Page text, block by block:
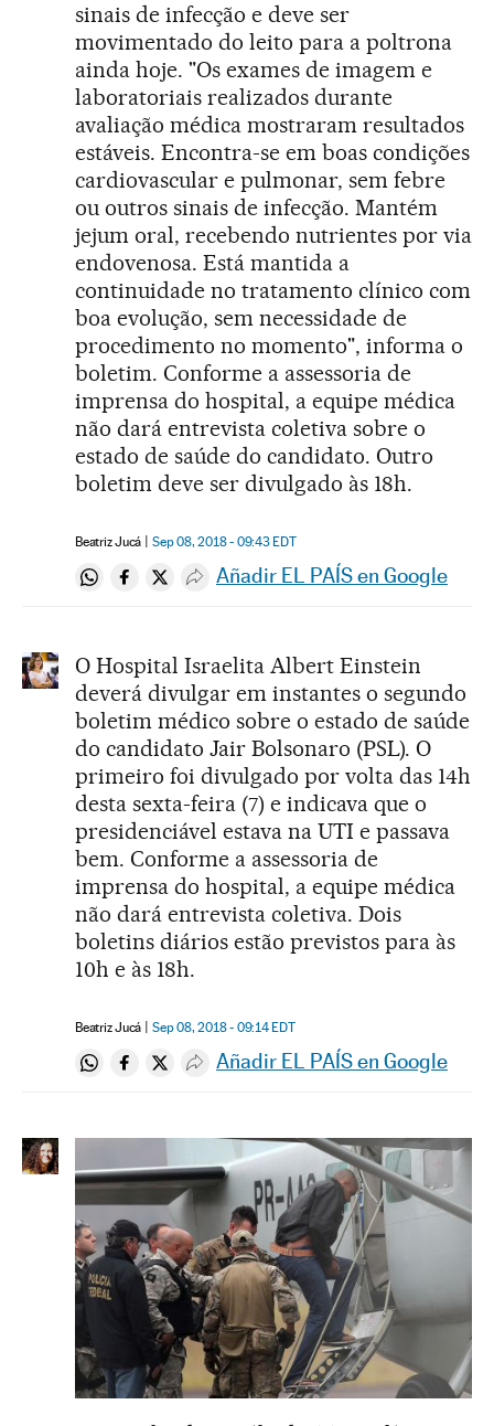
sinais de infecção e deve ser
movimentado do leito para a poltrona
ainda hoje. "Os exames de imagem e
laboratoriais realizados durante
avaliação médica mostraram resultados
estáveis. Encontra-se em boas condições
cardiovascular e pulmonar, sem febre
ou outros sinais de infecção. Mantém
jejum oral, recebendo nutrientes por via
endovenosa. Está mantida a
continuidade no tratamento clínico com
boa evolução, sem necessidade de
procedimento no momento", informa o
boletim. Conforme a assessoria de
imprensa do hospital, a equipe médica
não dará entrevista coletiva sobre o
estado de saúde do candidato. Outro
boletim deve ser divulgado às 18h.
Beatriz Jucá Sep 08, 2018 - 09:43 EDT
Compartir en Whatsapp
Compartir en Facebook
Compartir en Twitter
Desplegar Redes Sociales
Añadir EL PAÍS en Google
O Hospital Israelita Albert Einstein
deverá divulgar em instantes o segundo
boletim médico sobre o estado de saúde
do candidato Jair Bolsonaro (PSL). O
primeiro foi divulgado por volta das 14h
desta sexta-feira (7) e indicava que o
presidenciável estava na UTI e passava
bem. Conforme a assessoria de
imprensa do hospital, a equipe médica
não dará entrevista coletiva. Dois
boletins diários estão previstos para às
10h e às 18h.
Beatriz Jucá Sep 08, 2018 - 09:14 EDT
Compartir en Whatsapp
Compartir en Facebook
Compartir en Twitter
Desplegar Redes Sociales
Añadir EL PAÍS en Google